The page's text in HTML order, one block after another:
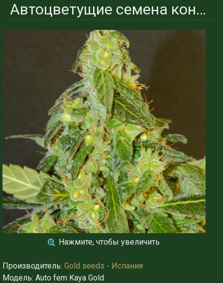
Автоцветущие семена конопли сорта Kaya Gold - Spain
Нажмите, чтобы увеличить
Производитель: Gold seeds - Испания
Модель: Auto fem Kaya Gold